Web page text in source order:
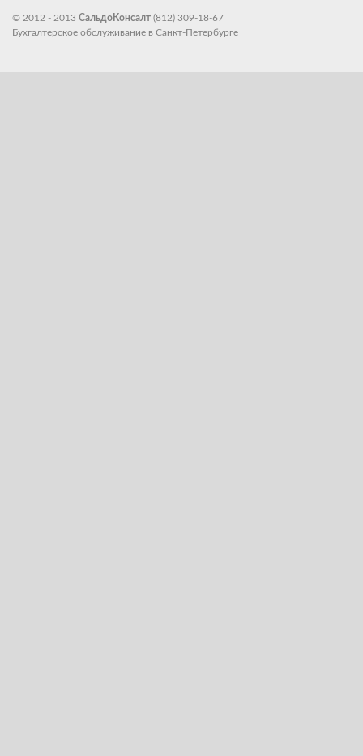
© 2012 - 2013 СальдоКонсалт (812) 309-18-67
Бухгалтерское обслуживание в Санкт-Петербурге